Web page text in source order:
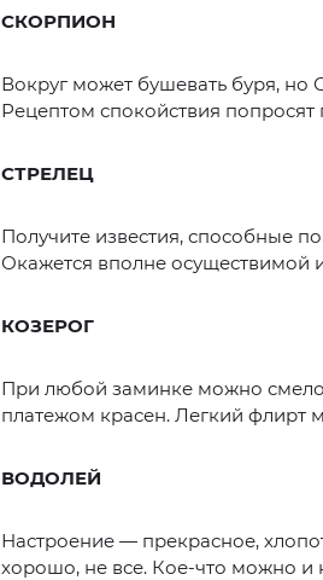
СКОРПИОН
Вокруг может бушевать буря, но
Рецептом спокойствия попросят
СТРЕЛЕЦ
Получите известия, способные
Окажется вполне осуществимой
КОЗЕРОГ
При любой заминке можно
платежом красен. Легкий флирт
ВОДОЛЕЙ
Настроение — прекрасное,
хорошо, не все. Кое-что можно и